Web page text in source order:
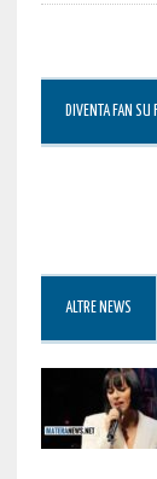
DIVENTA FAN SU
ALTRE NEWS